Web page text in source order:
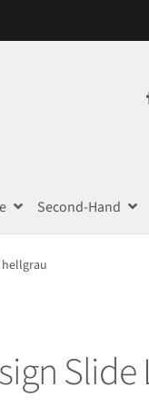
Second-Hand
hellgrau